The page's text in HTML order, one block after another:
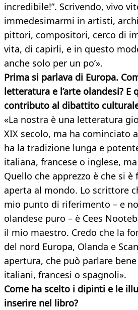
incredibile!”. Scrivendo, vivo
immedesimarmi in artisti,
pittori, compositori, cerco di
vita, di capirli, e in questo
anche solo per un po’».
Prima si parlava di Europa.
letteratura e l’arte olandesi? E
contributo al dibattito
«La nostra è una letteratura
XIX secolo, ma ha cominciato
ha la tradizione lunga e
italiana, francese o inglese,
Quello che apprezzo è che si
aperta al mondo. Lo scrittore
mio punto di riferimento – e
olandese puro – è Cees
il mio maestro. Credo che la
del nord Europa, Olanda e
apertura, che può parlare
italiani, francesi o spagnoli».
Come ha scelto i dipinti e le
inserire nel libro?